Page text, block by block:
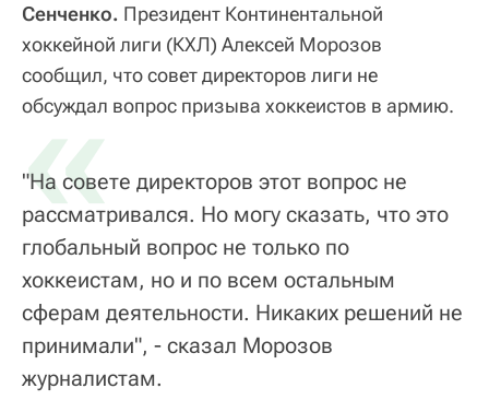
Сенченко. Президент Континентальной
хоккейной лиги (КХЛ) Алексей Морозов
сообщил, что совет директоров лиги не
обсуждал вопрос призыва хоккеистов в армию.
«
"На совете директоров этот вопрос не
рассматривался. Но могу сказать, что это
глобальный вопрос не только по
хоккеистам, но и по всем остальным
сферам деятельности. Никаких решений не
принимали", - сказал Морозов
журналистам.